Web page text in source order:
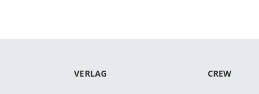
VERLAG CREW